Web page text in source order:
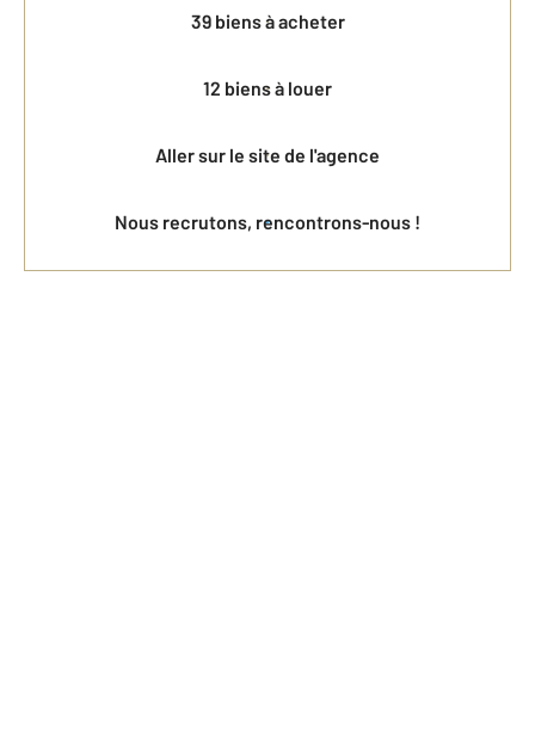
39 biens à acheter
12 biens à louer
Aller sur le site de l'agence
Nous recrutons, rencontrons-nous !